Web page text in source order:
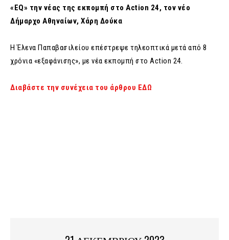
«EQ» την νέας της εκπομπή στο Action 24, τον νέο
Δήμαρχο Αθηναίων, Χάρη Δούκα
Η Έλενα Παπαβασιλείου επέστρεψε τηλεοπτικά μετά από 8
χρόνια «εξαφάνισης», με νέα εκπομπή στο Action 24.
Διαβάστε την συνέχεια του άρθρου ΕΔΩ